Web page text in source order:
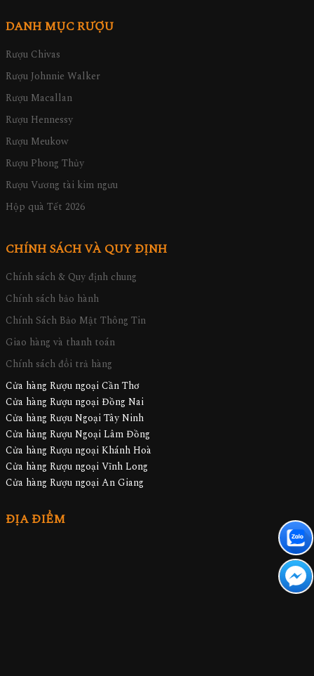
DANH MỤC RƯỢU
Rượu Chivas
Rượu Johnnie Walker
Rượu Macallan
Rượu Hennessy
Rượu Meukow
Rượu Phong Thủy
Rượu Vương tài kim ngưu
Hộp quà Tết 2026
CHÍNH SÁCH VÀ QUY ĐỊNH
Chính sách & Quy định chung
Chính sách bảo hành
Chính Sách Bảo Mật Thông Tin
Giao hàng và thanh toán
Chính sách đổi trả hàng
Cửa hàng Rượu ngoại Cần Thơ
Cửa hàng Rượu ngoại Đồng Nai
Cửa hàng Rượu Ngoại Tây Ninh
Cửa hàng Rượu Ngoại Lâm Đồng
Cửa hàng Rượu ngoại Khánh Hoà
Cửa hàng Rượu ngoại Vĩnh Long
Cửa hàng Rượu ngoại An Giang
ĐỊA ĐIỂM